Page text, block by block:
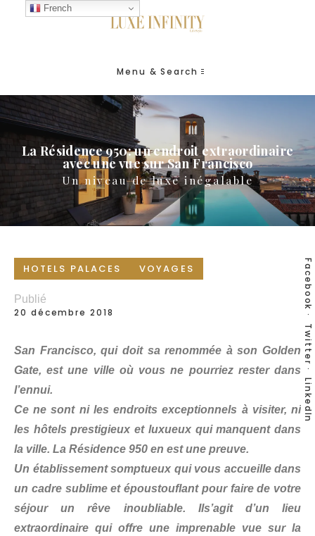
Menu & Search
La Résidence 950: un endroit extraordinaire
avec une vue sur San Francisco
Un niveau de luxe inégalable
Facebook
Twitter
LinkedIn
HOTELS PALACES VOYAGES
Publié
20 décembre 2018
San Francisco, qui doit sa renommée à son Golden
Gate, est une ville où vous ne pourriez rester dans
l’ennui.
Ce ne sont ni les endroits exceptionnels à visiter, ni
les hôtels prestigieux et luxueux qui manquent dans
la ville. La Résidence 950 en est une preuve.
Un établissement somptueux qui vous accueille dans
un cadre sublime et époustouflant pour faire de votre
séjour un rêve inoubliable. Ils’agit d’un lieu
extraordinaire qui offre une imprenable vue sur la
French